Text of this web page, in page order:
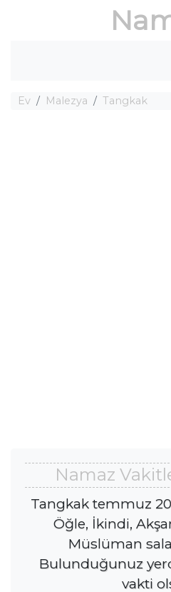
Ev Malezya Tangkak
Namaz
Tangkak temmuz
Öğle, İkindi,
Müslüman
Bulunduğunuz
vakti